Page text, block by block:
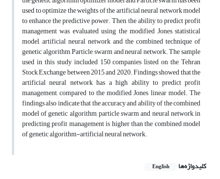
used to optimize the weights of the artificial neural network model
to enhance the predictive power. Then, the ability to predict profit
management was evaluated using the modified Jones statistical
model, artificial neural network and the combined technique of
genetic algorithm, Particle swarm and neural network. The sample
used in this study included 150 companies listed on the Tehran
Stock Exchange between 2015 and 2020. Findings showed that the
artificial neural network has a high ability to predict profit
management, compared to the modified Jones linear model. The
findings also indicate that the accuracy and ability of the combined
model of genetic algorithm, particle swarm and neural network in
predicting profit management is higher than the combined model
of genetic algorithm-artificial neural network.
کلیدواژه‌ها English